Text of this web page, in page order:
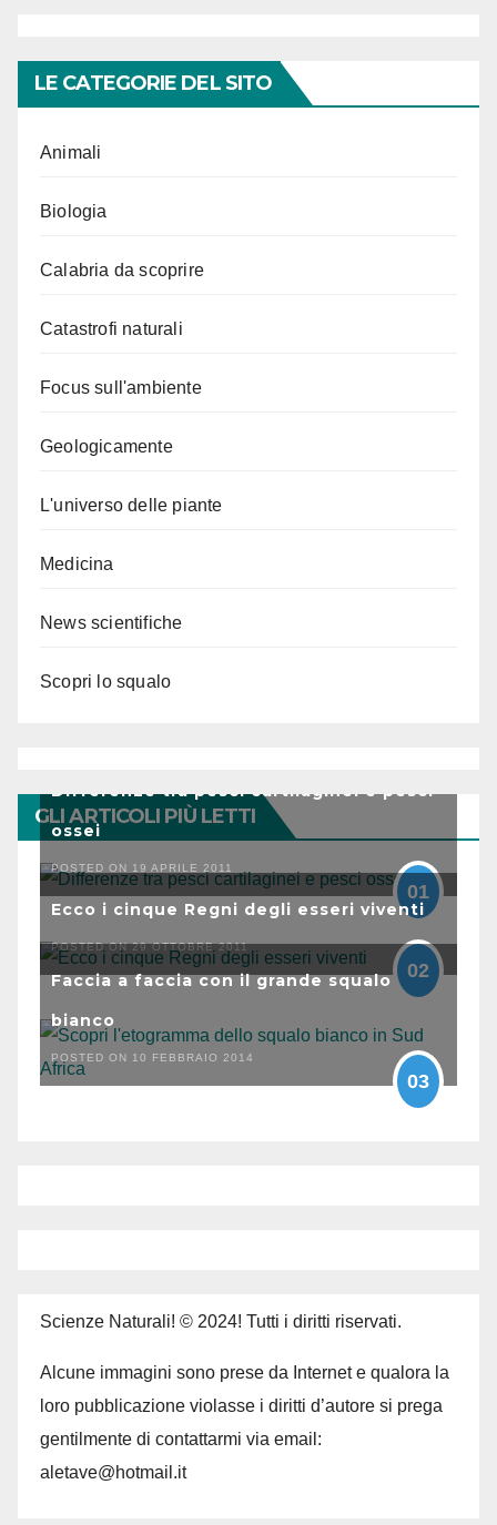
LE CATEGORIE DEL SITO
Animali
Biologia
Calabria da scoprire
Catastrofi naturali
Focus sull'ambiente
Geologicamente
L'universo delle piante
Medicina
News scientifiche
Scopri lo squalo
GLI ARTICOLI PIÙ LETTI
Differenze tra pesci cartilaginei e pesci
ossei
POSTED ON 19 APRILE 2011
01
Ecco i cinque Regni degli esseri viventi
POSTED ON 29 OTTOBRE 2011
02
Faccia a faccia con il grande squalo
bianco
POSTED ON 10 FEBBRAIO 2014
03
Scienze Naturali! © 2024! Tutti i diritti riservati.
Alcune immagini sono prese da Internet e qualora la
loro pubblicazione violasse i diritti d’autore si prega
gentilmente di contattarmi via email:
aletave@hotmail.it